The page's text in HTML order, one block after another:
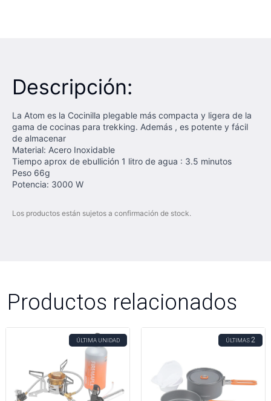
Descripción:
La Atom es la Cocinilla plegable más compacta y ligera de la
gama de cocinas para trekking. Además , es potente y fácil
de almacenar
Material: Acero Inoxidable
Tiempo aprox de ebullición 1 litro de agua : 3.5 minutos
Peso 66g
Potencia: 3000 W
Los productos están sujetos a confirmación de stock.
Productos relacionados
ÚLTIMA UNIDAD ÚLTIMAS2